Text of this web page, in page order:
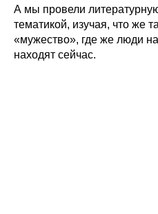
А мы провели
тематикой, изучая, что же
«мужество», где же люди
находят сейчас.